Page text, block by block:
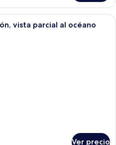
Habitación de hotel moderna con
vista parcial al océano
Ver precio